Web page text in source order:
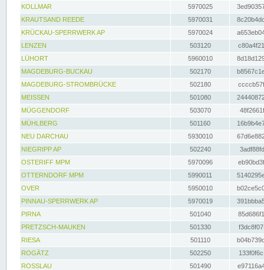
KOLLMAR
5970025
KRAUTSAND REEDE
5970031
KRÜCKAU-SPERRWERK AP
5970024
LENZEN
503120
LÜHORT
5960010
MAGDEBURG-BUCKAU
502170
MAGDEBURG-STROMBRÜCKE
502180
MEISSEN
501080
MÜGGENDORF
503070
MÜHLBERG
501160
NEU DARCHAU
5930010
NIEGRIPP AP
502240
OSTERIFF MPM
5970096
OTTERNDORF MPM
5990011
OVER
5950010
PINNAU-SPERRWERK AP
5970019
PIRNA
501040
PRETZSCH-MAUKEN
501330
RIESA
501110
ROGÄTZ
502250
ROSSLAU
501490